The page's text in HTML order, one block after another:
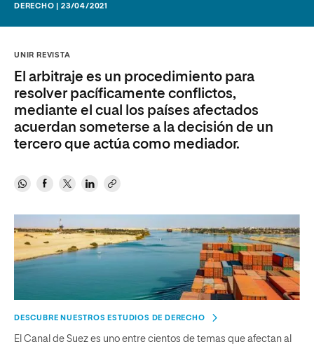
DERECHO | 23/04/2021
UNIR REVISTA
El arbitraje es un procedimiento para
resolver pacíficamente conflictos,
mediante el cual los países afectados
acuerdan someterse a la decisión de un
tercero que actúa como mediador.
DESCUBRE NUESTROS ESTUDIOS DE DERECHO
El Canal de Suez es uno entre cientos de temas que afectan al